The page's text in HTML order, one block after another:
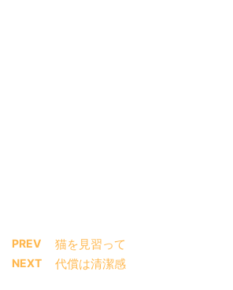
PREV 猫を見習って
NEXT 代償は清潔感